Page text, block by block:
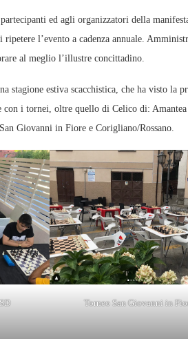
ed agli organizzatori della
l’evento a cadenza annuale.
al meglio l’illustre concittadino.
stagione estiva scacchistica, che ha visto la
con i tornei, oltre quello di Celico di:
Giovanni in Fiore e Corigliano/Rossano.
Torneo San Giovanni in